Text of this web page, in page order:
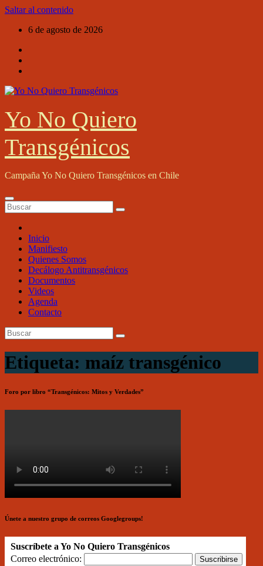
Saltar al contenido
6 de agosto de 2026
Yo No Quiero
Transgénicos
Campaña Yo No Quiero Transgénicos en Chile
Inicio
Manifiesto
Quienes Somos
Decálogo Antitransgénicos
Documentos
Videos
Agenda
Contacto
Etiqueta: maíz transgénico
Foro por libro “Transgénicos: Mitos y Verdades”
Únete a nuestro grupo de correos Googlegroups!
Suscríbete a Yo No Quiero Transgénicos
Correo electrónico: